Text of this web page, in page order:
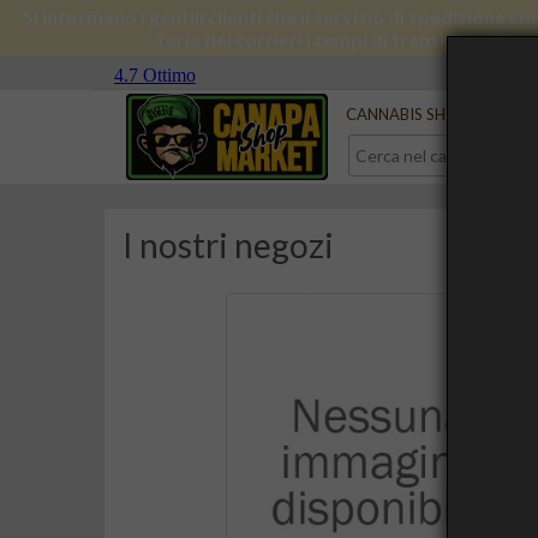
Si informano i gentili clienti che il servizio di spedizione
ferie dei corrieri i tempi di transito
Serve aiuto?
CANNABIS SHOP
I nostri negozi